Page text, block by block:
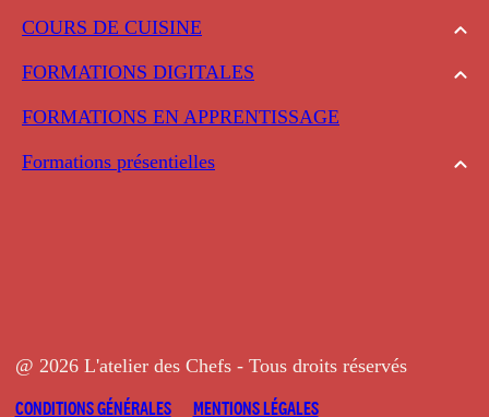
COURS DE CUISINE
FORMATIONS DIGITALES
FORMATIONS EN APPRENTISSAGE
Formations présentielles
@ 2026 L'atelier des Chefs - Tous droits réservés
CONDITIONS GÉNÉRALES
MENTIONS LÉGALES